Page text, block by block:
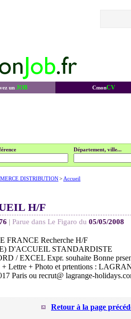
un JOB CmonCV
Département, ville...
DISTRIBUTION> Accueil
H/F
| Parue dans Le Figaro du 05/05/2008
FRANCE Recherche H/F
D'ACCUEIL STANDARDISTE
/ EXCEL Expr. souhaite Bonne
Lettre + Photo et prtentions :
Paris ou recrut@ lagrange-
Retour à la page